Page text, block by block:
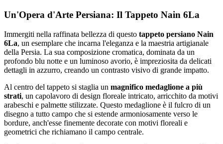
Un'Opera d'Arte Persiana: Il Tappeto Nain 6La
Immergiti nella raffinata bellezza di questo tappeto persiano Nain
6La, un esemplare che incarna l'eleganza e la maestria artigianale
della Persia. La sua composizione cromatica, dominata da un
profondo blu notte e un luminoso avorio, è impreziosita da delicati
dettagli in azzurro, creando un contrasto visivo di grande impatto.
Al centro del tappeto si staglia un magnifico medaglione a più
strati, un capolavoro di design floreale intricato, arricchito da motivi
arabeschi e palmette stilizzate. Questo medaglione è il fulcro di un
disegno a tutto campo che si estende armoniosamente verso le
bordure, anch'esse finemente decorate con motivi floreali e
geometrici che richiamano il campo centrale.